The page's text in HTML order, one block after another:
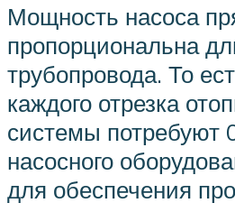
Мощность насоса
пропорциональна
трубопровода. То
каждого отрезка
системы потребуют
насосного
для обеспечения